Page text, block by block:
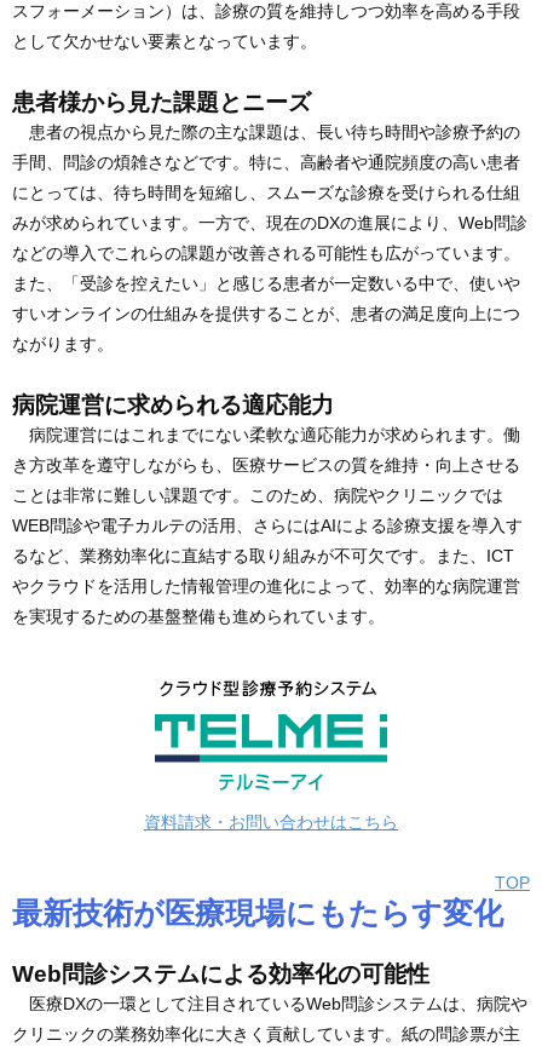
スフォーメーション）は、診療の質を維持しつつ効率を高める手段
として欠かせない要素となっています。
患者様から見た課題とニーズ
患者の視点から見た際の主な課題は、長い待ち時間や診療予約の
手間、問診の煩雑さなどです。特に、高齢者や通院頻度の高い患者
にとっては、待ち時間を短縮し、スムーズな診療を受けられる仕組
みが求められています。一方で、現在のDXの進展により、Web問診
などの導入でこれらの課題が改善される可能性も広がっています。
また、「受診を控えたい」と感じる患者が一定数いる中で、使いや
すいオンラインの仕組みを提供することが、患者の満足度向上につ
ながります。
病院運営に求められる適応能力
病院運営にはこれまでにない柔軟な適応能力が求められます。働
き方改革を遵守しながらも、医療サービスの質を維持・向上させる
ことは非常に難しい課題です。このため、病院やクリニックでは
WEB問診や電子カルテの活用、さらにはAIによる診療支援を導入す
るなど、業務効率化に直結する取り組みが不可欠です。また、ICT
やクラウドを活用した情報管理の進化によって、効率的な病院運営
を実現するための基盤整備も進められています。
資料請求・お問い合わせはこちら
TOP
最新技術が医療現場にもたらす変化
Web問診システムによる効率化の可能性
医療DXの一環として注目されているWeb問診システムは、病院や
クリニックの業務効率化に大きく貢献しています。紙の問診票が主